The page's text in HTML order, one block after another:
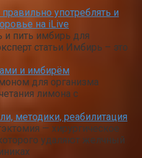
употреблять и
на iLive
и пить имбирь для
статьи Имбирь – это
и имбирём
для организма
лимона с
методики, реабилитация
— хирургическое
удаляют желчный